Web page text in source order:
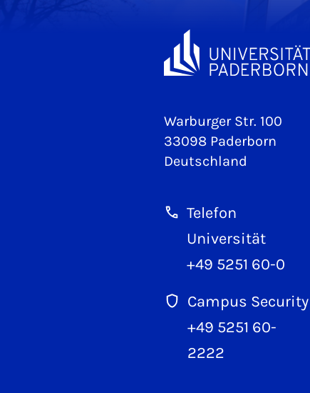
Warburger Str. 100
33098 Paderborn
Deutschland
Telefon
Universität
+49 5251 60-0
Campus Security
+49 5251 60-
2222